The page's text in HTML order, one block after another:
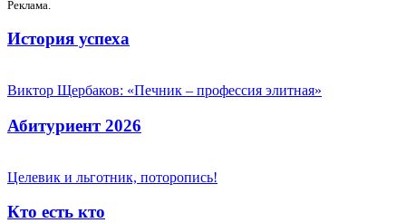
Реклама.
История успеха
Виктор Щербаков: «Печник – профессия элитная»
Абитуриент 2026
Целевик и льготник, поторопись!
Кто есть кто